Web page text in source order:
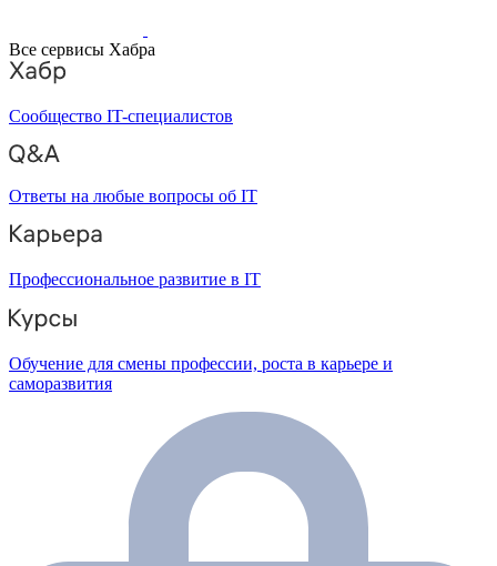
Все сервисы Хабра
Сообщество IT-специалистов
Ответы на любые вопросы об IT
Профессиональное развитие в IT
Обучение для смены профессии, роста в карьере и
саморазвития